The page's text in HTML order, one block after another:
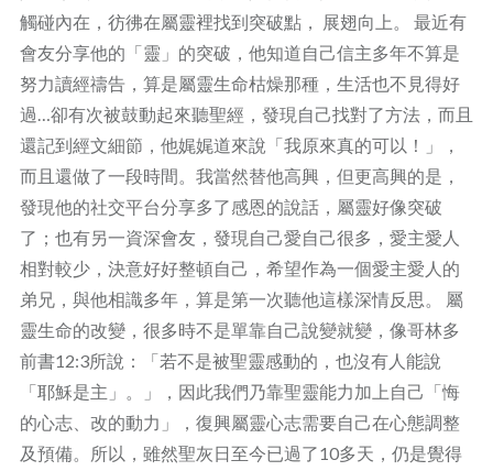
觸碰內在，彷彿在屬靈裡找到突破點， 展翅向上。 最近有
會友分享他的「靈」的突破，他知道自己信主多年不算是
努力讀經禱告，算是屬靈生命枯燥那種，生活也不見得好
過…卻有次被鼓動起來聽聖經，發現自己找對了方法，而且
還記到經文細節，他娓娓道來說「我原來真的可以！」，
而且還做了一段時間。我當然替他高興，但更高興的是，
發現他的社交平台分享多了感恩的說話，屬靈好像突破
了；也有另一資深會友，發現自己愛自己很多，愛主愛人
相對較少，決意好好整頓自己，希望作為一個愛主愛人的
弟兄，與他相識多年，算是第一次聽他這樣深情反思。 屬
靈生命的改變，很多時不是單靠自己說變就變，像哥林多
前書12:3所說：「若不是被聖靈感動的，也沒有人能說
「耶穌是主」。」，因此我們乃靠聖靈能力加上自己「悔
的心志、改的動力」，復興屬靈心志需要自己在心態調整
及預備。所以，雖然聖灰日至今已過了10多天，仍是覺得